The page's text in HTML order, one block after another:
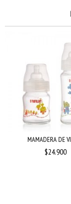
MAMADERA DE
$24.900